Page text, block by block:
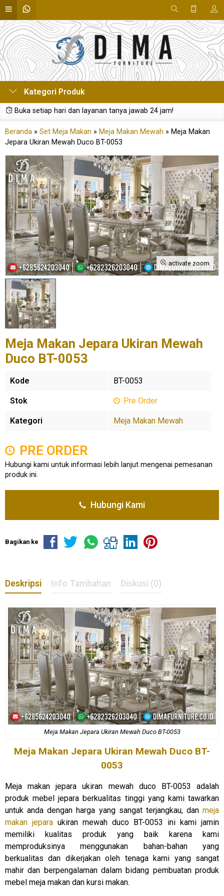
Kategori Produk
Buka setiap hari dan layanan tanya jawab 24 jam!
Beranda » Set Meja Makan » Meja Makan Mewah » Meja Makan
Jepara Ukiran Mewah Duco BT-0053
activate zoom
Meja Makan Jepara Ukiran Mewah
Duco BT-0053
Kode BT-0053
Stok Pre Order
Kategori Meja Makan Mewah
PRE ORDER
Hubungi kami untuk informasi lebih lanjut mengenai pemesanan
produk ini.
Hubungi Kami
Bagikan ke
Deskripsi Info Tambahan Diskusi (0)
Meja Makan Jepara Ukiran Mewah Duco BT-0053
Meja Makan Jepara Ukiran Mewah Duco BT-
0053
Meja makan jepara ukiran mewah duco BT-0053 adalah
produk mebel jepara berkualitas tinggi yang kami tawarkan
untuk anda dengan harga yang sangat terjangkau, dan meja
makan jepara ukiran mewah duco BT-0053 ini kami jamin
memiliki kualitas produk yang baik karena kami
memproduksinya menggunakan bahan-bahan yang
berkualitas dan dikerjakan oleh tenaga kami yang sangat
mahir dan berpengalaman dalam bidang pembuatan produk
mebel meja makan dan kursi makan.